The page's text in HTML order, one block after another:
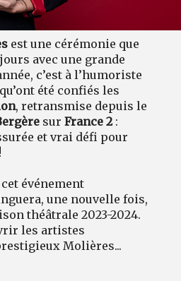
est une cérémonie que
avec une grande
c’est à l’humoriste
qu’ont été confiés les
, retransmise depuis le
surFrance 2:
et vrai défi pour
cet événement
une nouvelle fois,
théâtrale 2023-2024.
les artistes
Molières...